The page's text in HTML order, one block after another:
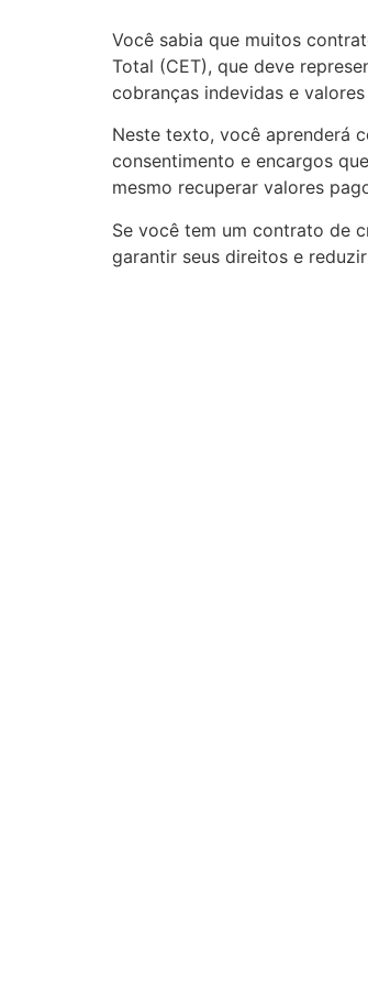
Você sabia que muitos
Total (CET), que deve
cobranças indevidas e
Neste texto, você aprenderá
consentimento e encargos
mesmo recuperar valores
Se você tem um contrato de
garantir seus direitos e